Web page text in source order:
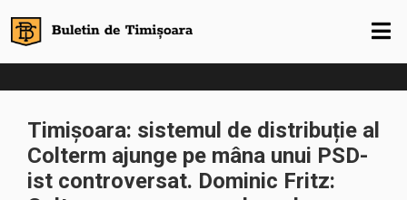
Timișoara: sistemul de distribuție al
Colterm ajunge pe mâna unui PSD-
ist controversat. Dominic Fritz: